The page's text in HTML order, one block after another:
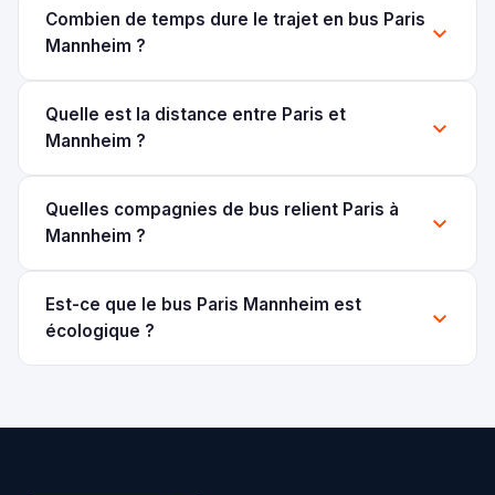
Combien de temps dure le trajet en bus Paris
Mannheim ?
Quelle est la distance entre Paris et
Mannheim ?
Quelles compagnies de bus relient Paris à
Mannheim ?
Est-ce que le bus Paris Mannheim est
écologique ?